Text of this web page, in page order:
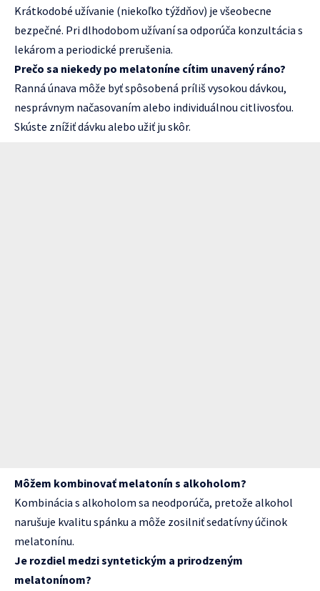
Krátkodobé užívanie (niekoľko týždňov) je všeobecne
bezpečné. Pri dlhodobom užívaní sa odporúča konzultácia s
lekárom a periodické prerušenia.
Prečo sa niekedy po melatoníne cítim unavený ráno?
Ranná únava môže byť spôsobená príliš vysokou dávkou,
nesprávnym načasovaním alebo individuálnou citlivosťou.
Skúste znížiť dávku alebo užiť ju skôr.
Môžem kombinovať melatonín s alkoholom?
Kombinácia s alkoholom sa neodporúča, pretože alkohol
narušuje kvalitu spánku a môže zosilniť sedatívny účinok
melatonínu.
Je rozdiel medzi syntetickým a prirodzeným
melatonínom?